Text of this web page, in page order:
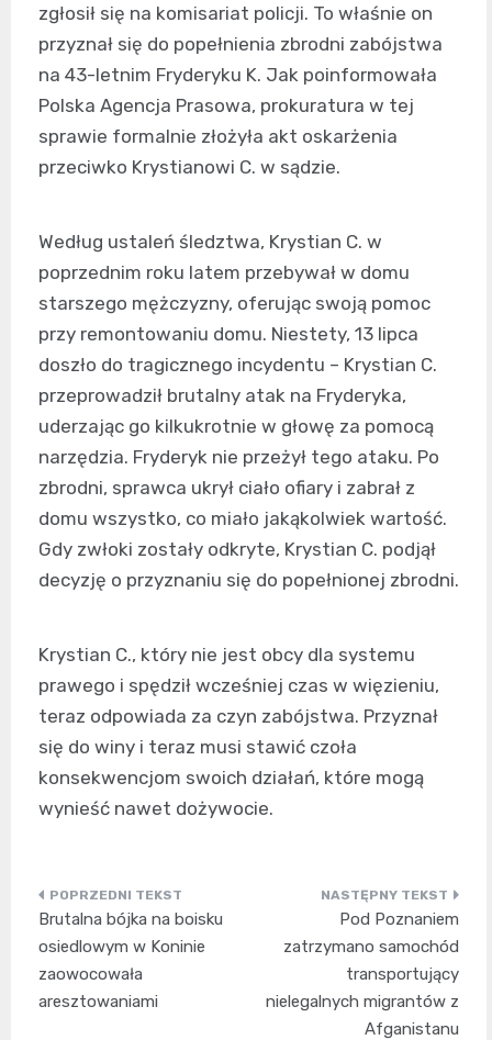
zgłosił się na komisariat policji. To właśnie on
przyznał się do popełnienia zbrodni zabójstwa
na 43-letnim Fryderyku K. Jak poinformowała
Polska Agencja Prasowa, prokuratura w tej
sprawie formalnie złożyła akt oskarżenia
przeciwko Krystianowi C. w sądzie.
Według ustaleń śledztwa, Krystian C. w
poprzednim roku latem przebywał w domu
starszego mężczyzny, oferując swoją pomoc
przy remontowaniu domu. Niestety, 13 lipca
doszło do tragicznego incydentu – Krystian C.
przeprowadził brutalny atak na Fryderyka,
uderzając go kilkukrotnie w głowę za pomocą
narzędzia. Fryderyk nie przeżył tego ataku. Po
zbrodni, sprawca ukrył ciało ofiary i zabrał z
domu wszystko, co miało jakąkolwiek wartość.
Gdy zwłoki zostały odkryte, Krystian C. podjął
decyzję o przyznaniu się do popełnionej zbrodni.
Krystian C., który nie jest obcy dla systemu
prawego i spędził wcześniej czas w więzieniu,
teraz odpowiada za czyn zabójstwa. Przyznał
się do winy i teraz musi stawić czoła
konsekwencjom swoich działań, które mogą
wynieść nawet dożywocie.
Nawigacja
wpisu
Brutalna bójka na boisku
osiedlowym w Koninie
zaowocowała
aresztowaniami
Pod Poznaniem
zatrzymano samochód
transportujący
nielegalnych migrantów z
Afganistanu